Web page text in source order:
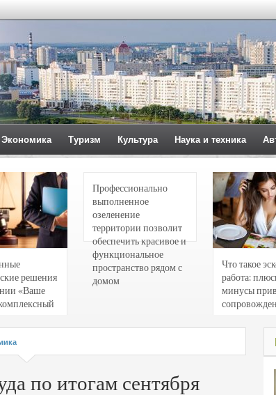
Экономика Туризм Культура Наука и техника
решения
«Ваше
клиентов
Профессионально
выполненное
озеленение
территории позволит
обеспечить красивое и
функциональное
пространство рядом с
домом
Что такое
работа:
минусы
по итогам сентября